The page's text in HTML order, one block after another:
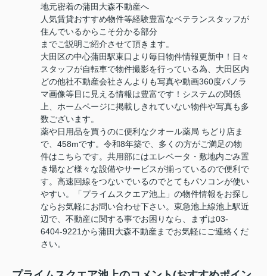
地元密着の蒲田大森不動産へ
人気賃貸おすすめ物件等経験豊富なベテランスタッフが
住んでいるからこそ分かる部分
までご説明ご紹介させて頂きます。
大田区の中心蒲田駅東口より毎日物件情報更新中！日々
スタッフが自転車で物件撮影を行っている為、大田区内
どの他社不動産会社さんよりも写真や動画360度パノラ
マ画像等目に見える情報は豊富です！システムの関係
上、ホームページに掲載しきれていない物件や写真も多
数ございます。
薬や日用品を買うのに便利なクオール薬局 ちどり店ま
で、458mです。令和8年築で、多くの方がご満足の物
件はこちらです。共用部にはエレベータ・敷地内ごみ置
き場など様々な設備やサービスが揃っているので便利で
す。高速回線をつないでいるのでとてもパソコンが使い
やすい。「プライムスクエア池上」の物件情報をお探し
ならお気軽にお問い合わせ下さい。東急池上線池上駅近
辺で、不動産に関する事でお困りなら、まずは03-
6404-9221から蒲田大森不動産までお気軽にご連絡くだ
さい。